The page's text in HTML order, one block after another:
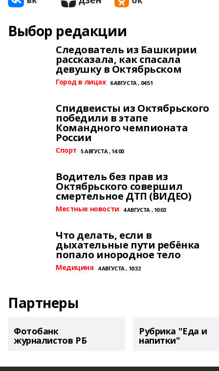
Выбор редакции
Следователь из Башкирии
рассказала, как спасала
девушку в Октябрьском
Город в лицах 6 АВГУСТА , 04:51
Спидвеисты из Октябрьского
победили в этапе
Командного чемпионата
России
Спорт 5 АВГУСТА , 14:00
Водитель без прав из
Октябрьского совершил
смертельное ДТП (ВИДЕО)
Местные новости 4 АВГУСТА , 10:03
Что делать, если в
дыхательные пути ребёнка
попало инородное тело
Медицина 4 АВГУСТА , 10:32
Партнеры
Фотобанк
журналистов РБ
Рубрика "Еда и
напитки"